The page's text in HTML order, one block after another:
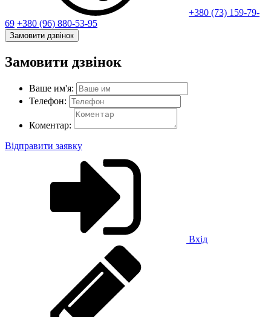
+380 (73) 159-79-
69 +380 (96) 880-53-95
Замовити дзвінок
Замовити дзвінок
Ваше им'я:
Телефон:
Коментар:
Відправити заявку
Вхід